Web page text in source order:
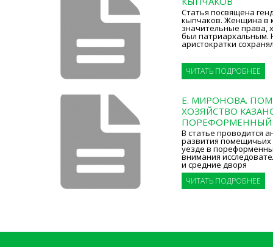
Статья посвящена
кыпчаков. Женщина в
значительные права,
был патриархальным.
аристократки
ЧИТАТЬ ПОДРОБНЕЕ
Е. МИРОНОВА.
ХОЗЯЙСТВО
В статье проводится
развития помещичьих
уезде в
внимания
и средние дворя
ЧИТАТЬ ПОДРОБНЕЕ